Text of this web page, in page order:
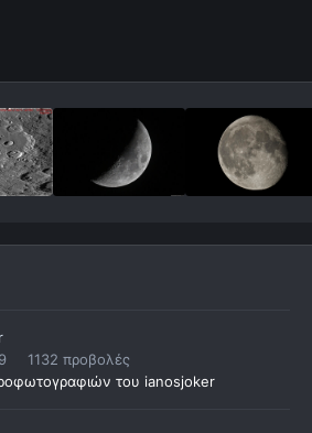
1132 προβολές
του ianosjoker